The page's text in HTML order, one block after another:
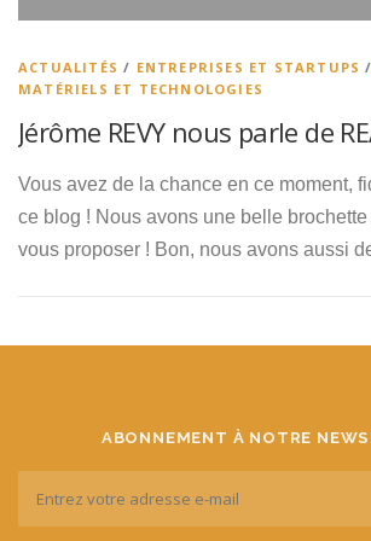
ACTUALITÉS / ENTREPRISES ET STARTUPS /
MATÉRIELS ET TECHNOLOGIES
Jérôme REVY nous parle de
Vous avez de la chance en ce moment,
ce blog ! Nous avons une belle brochette
vous proposer ! Bon, nous avons aussi
ABONNEMENT À NOTRE